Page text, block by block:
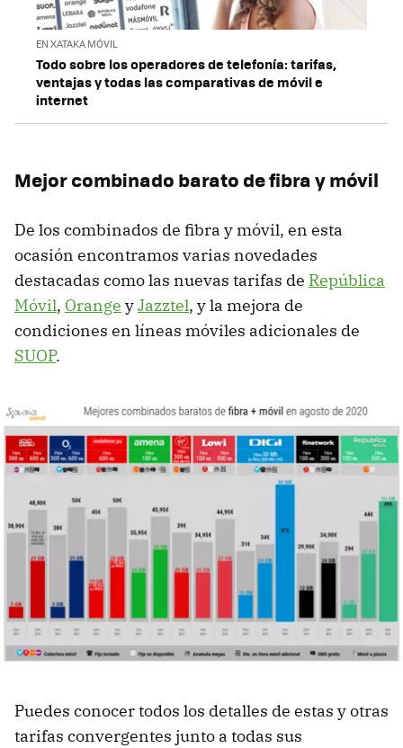
EN XATAKA MÓVIL
Todo sobre los operadores de telefonía: tarifas,
ventajas y todas las comparativas de móvil e
internet
Mejor combinado barato de fibra y móvil
De los combinados de fibra y móvil, en esta
ocasión encontramos varias novedades
destacadas como las nuevas tarifas de República
Móvil, Orange yJazztel, y la mejora de
condiciones en líneas móviles adicionales de
SUOP.
Puedes conocer todos los detalles de estas y otras
tarifas convergentes junto a todas sus